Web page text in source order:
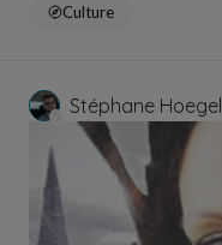
Culture
Stéphane Hoegel